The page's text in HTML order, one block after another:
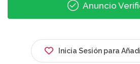
Anuncio
Inicia Sesión para